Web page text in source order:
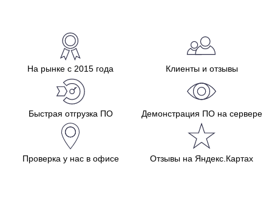
На рынке с 2015 года Клиенты и отзывы
Быстрая отгрузка ПО Демонстрация ПО на сервере
Проверка у нас в офисе Отзывы на Яндекс.Картах